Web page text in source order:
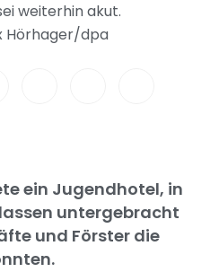
weiterhin akut.
Hörhager/dpa
ein Jugendhotel, in
untergebracht
und Förster die